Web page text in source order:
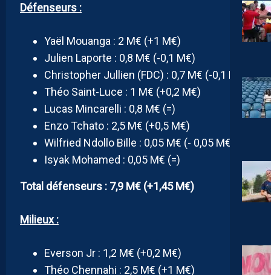
Défenseurs :
Yaël Mouanga : 2 M€ (+1 M€)
Julien Laporte : 0,8 M€ (-0,1 M€)
Christopher Jullien (FDC) : 0,7 M€ (-0,1 M€)
Théo Saint-Luce : 1 M€ (+0,2 M€)
Lucas Mincarelli : 0,8 M€ (=)
Enzo Tchato : 2,5 M€ (+0,5 M€)
Wilfried Ndollo Bille : 0,05 M€ (- 0,05 M€)
Isyak Mohamed : 0,05 M€ (=)
Total défenseurs : 7,9 M€ (+1,45 M€)
Milieux :
Everson Jr : 1,2 M€ (+0,2 M€)
Théo Chennahi : 2,5 M€ (+1 M€)